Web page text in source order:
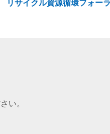
リサイクル資源循環フォー
い。